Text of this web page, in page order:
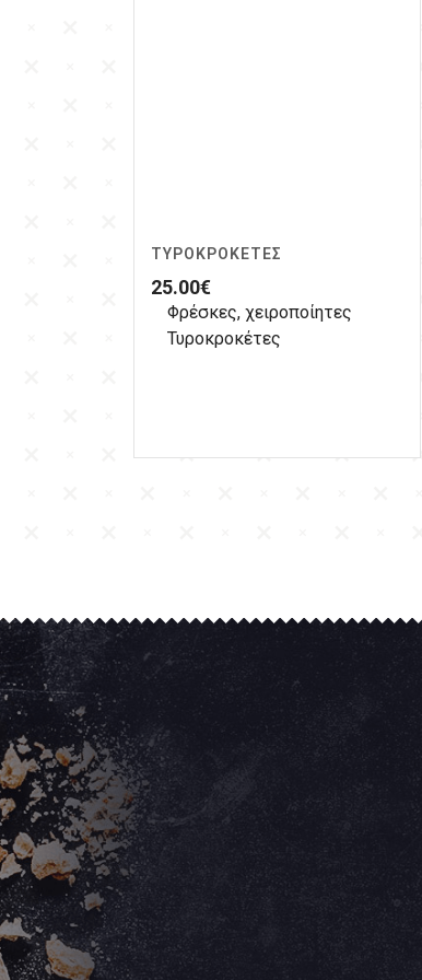
ΤΥΡΟΚΡΟΚΈΤΕΣ
25.00€
Φρέσκες, χειροποίητες
Τυροκροκέτες